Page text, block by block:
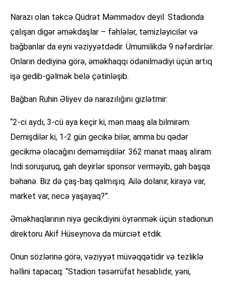
Narazı olan təkcə Qüdrət Məmmədov deyil. Stadionda
çalışan digər əməkdaşlar – fəhlələr, təmizləyicilər və
bağbanlar da eyni vəziyyətdədir. Ümumilikdə 9 nəfərdirlər.
Onların dediyinə görə, əməkhaqqı ödənilmədiyi üçün artıq
işə gedib-gəlmək belə çətinləşib.
Bağban Ruhin Əliyev də narazılığını gizlətmir:
“2-ci aydı, 3-cü aya keçir ki, mən maaş ala bilmirəm.
Demişdilər ki, 1-2 gün gecikə bilər, amma bu qədər
gecikmə olacağını deməmişdilər. 362 manat maaş alıram.
İndi soruşuruq, gah deyirlər sponsor verməyib, gah başqa
bəhanə. Biz də çaş-baş qalmışıq. Ailə dolanır, kirayə var,
market var, necə yaşayaq?”.
Əməkhaqlarının niyə gecikdiyini öyrənmək üçün stadionun
direktoru Akif Hüseynova da mürciət etdik.
Onun sözlərinə görə, vəziyyət müvəqqətidir və tezliklə
həllini tapacaq: “Stadion təsərrüfat hesablıdır, yəni,